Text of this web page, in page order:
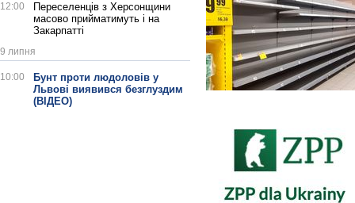
12:00
Переселенців з Херсонщини
масово прийматимуть і на
Закарпатті
9 липня
10:00
Бунт проти людоловів у
Львові виявився безглуздим
(ВІДЕО)